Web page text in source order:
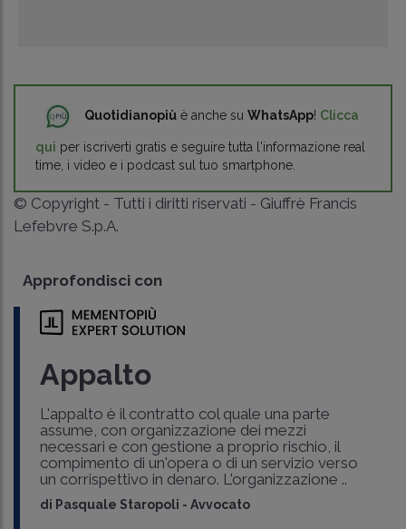
Quotidianopiù è anche su WhatsApp! Clicca
qui per iscriverti gratis e seguire tutta l'informazione real
time, i video e i podcast sul tuo smartphone.
© Copyright - Tutti i diritti riservati - Giuffrè Francis
Lefebvre S.p.A.
Approfondisci con
Appalto
L'appalto è il contratto col quale una parte
assume, con organizzazione dei mezzi
necessari e con gestione a proprio rischio, il
compimento di un'opera o di un servizio verso
un corrispettivo in denaro. L'organizzazione ..
di Pasquale Staropoli - Avvocato